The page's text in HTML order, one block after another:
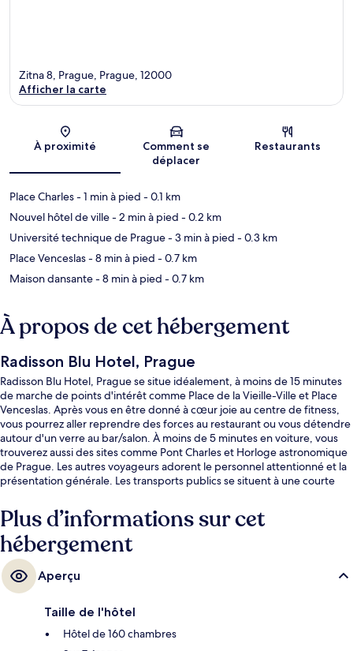
Carte
Zitna 8, Prague, Prague, 12000
Afficher la carte
À proximité
Comment se
déplacer
Restaurants
Place Charles- 1 min à pied - 0.1 km
Nouvel hôtel de ville- 2 min à pied - 0.2 km
Université technique de Prague- 3 min à pied - 0.3 km
Place Venceslas- 8 min à pied - 0.7 km
Maison dansante- 8 min à pied - 0.7 km
À propos de cet hébergement
Radisson Blu Hotel, Prague
Radisson Blu Hotel, Prague se situe idéalement, à moins de 15 minutes
de marche de points d'intérêt comme Place de la Vieille-Ville et Place
Venceslas. Après vous en être donné à cœur joie au centre de fitness,
vous pourrez aller reprendre des forces au restaurant ou vous détendre
autour d'un verre au bar/salon. À moins de 5 minutes en voiture, vous
trouverez aussi des sites comme Pont Charles et Horloge astronomique
de Prague. Les autres voyageurs adorent le personnel attentionné et la
présentation générale. Les transports publics se situent à une courte
Station de métro Myslíkova, à 4 min.
Plus d’informations sur cet
hébergement
Aperçu
Taille de l'hôtel
Hôtel de 160 chambres